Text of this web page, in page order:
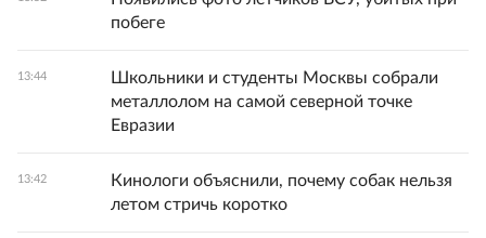
побеге
13:44
Школьники и студенты Москвы собрали
металлолом на самой северной точке
Евразии
13:42
Кинологи объяснили, почему собак нельзя
летом стричь коротко